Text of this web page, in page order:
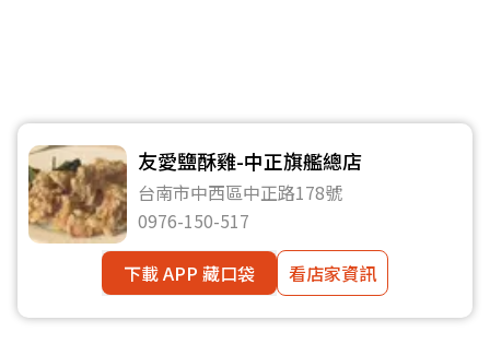
友愛鹽酥雞-中正旗艦總店
台南市中西區中正路178號
0976-150-517
下載 APP 藏口袋
看店家資訊